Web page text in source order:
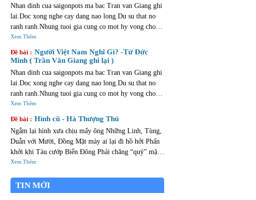
Nhan dinh cua saigonpots ma bac Tran van Giang ghi
lai.Doc xong nghe cay dang nao long.Du su that no
ranh ranh.Nhung tuoi gia cung co mot hy vong cho
du la mong manh va mo ao. hy vong con hon la that
Xem Thêm
Đề bài : Người Việt Nam Nghĩ Gì? -Từ Đức
Minh ( Trần Văn Giang ghi lại )
Nhan dinh cua saigonpots ma bac Tran van Giang ghi
lai.Doc xong nghe cay dang nao long.Du su that no
ranh ranh.Nhung tuoi gia cung co mot hy vong cho
du la mong manh va mo ao. hy vong con hon la that
Xem Thêm
Đề bài : Hình cũ - Hà Thượng Thủ
Ngắm lại hình xưa chịu mấy ông Những Linh, Tùng,
Duẫn với Mười, Đồng Mặt mày ai lại đi hồ hởi Phấn
khởi khi Tàu cướp Biển Đông Phải chăng “quý” mặt
đã thành mông Con mắt nay đà có nhưng không Nên
tông?
Xem Thêm
TIN MỚI